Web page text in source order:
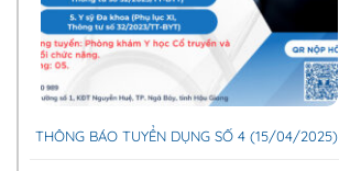
THÔNG BÁO TUYỂN DỤNG SỐ 4 (15/04/2025)